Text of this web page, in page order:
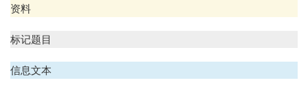
资料
标记题目
信息文本